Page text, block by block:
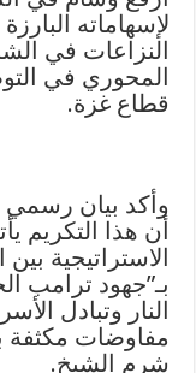
لإسهاماته
النزاعات في
المحوري في
قطاع غزة.
وأكد بيان
أن هذا التكريم
الاستراتيجية
بـ”جهود ترامب
النار وتبادل
مفاوضات مكثفة
شرم الشيخ.